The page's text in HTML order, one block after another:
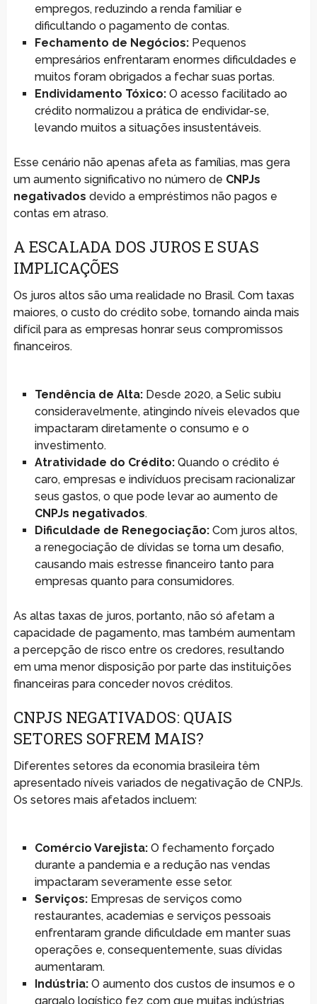
empregos, reduzindo a renda familiar e
dificultando o pagamento de contas.
Fechamento de Negócios:Pequenos
empresários enfrentaram enormes dificuldades e
muitos foram obrigados a fechar suas portas.
Endividamento Tóxico:O acesso facilitado ao
crédito normalizou a prática de endividar-se,
levando muitos a situações insustentáveis.
Esse cenário não apenas afeta as famílias, mas gera
um aumento significativo no número de CNPJs
negativados devido a empréstimos não pagos e
contas em atraso.
A ESCALADA DOS JUROS E SUAS
IMPLICAÇÕES
Os juros altos são uma realidade no Brasil. Com taxas
maiores, o custo do crédito sobe, tornando ainda mais
difícil para as empresas honrar seus compromissos
financeiros.
Tendência de Alta:Desde 2020, a Selic subiu
consideravelmente, atingindo níveis elevados que
impactaram diretamente o consumo e o
investimento.
Atratividade do Crédito:Quando o crédito é
caro, empresas e indivíduos precisam racionalizar
seus gastos, o que pode levar ao aumento de
CNPJs negativados.
Dificuldade de Renegociação:Com juros altos,
a renegociação de dívidas se torna um desafio,
causando mais estresse financeiro tanto para
empresas quanto para consumidores.
As altas taxas de juros, portanto, não só afetam a
capacidade de pagamento, mas também aumentam
a percepção de risco entre os credores, resultando
em uma menor disposição por parte das instituições
financeiras para conceder novos créditos.
CNPJS NEGATIVADOS: QUAIS
SETORES SOFREM MAIS?
Diferentes setores da economia brasileira têm
apresentado níveis variados de negativação de CNPJs.
Os setores mais afetados incluem:
Comércio Varejista:O fechamento forçado
durante a pandemia e a redução nas vendas
impactaram severamente esse setor.
Serviços:Empresas de serviços como
restaurantes, academias e serviços pessoais
enfrentaram grande dificuldade em manter suas
operações e, consequentemente, suas dívidas
aumentaram.
Indústria:O aumento dos custos de insumos e o
gargalo logístico fez com que muitas indústrias